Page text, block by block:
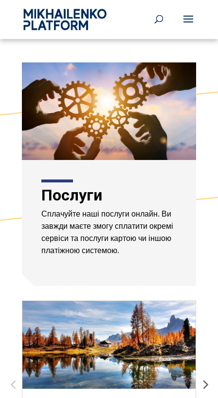
Послуги
Сплачуйте наші послуги онлайн. Ви
завжди маєте змогу сплатити окремі
сервіси та послуги картою чи іншою
платіжною системою.